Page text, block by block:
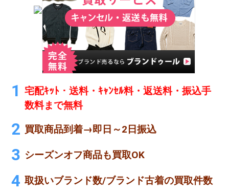
宅配ｷｯﾄ・送料・ｷｬﾝｾﾙ料・返送料・振込手
数料まで無料
買取商品到着→即日～2日振込
シーズンオフ商品も買取OK
取扱いブランド数/ブランド古着の買取件数